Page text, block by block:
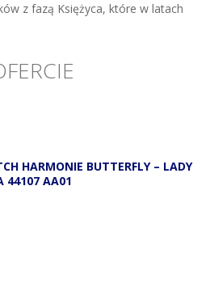
z fazą Księżyca, które w latach
HARMONIE BUTTERFLY – LADY
44107 AA01